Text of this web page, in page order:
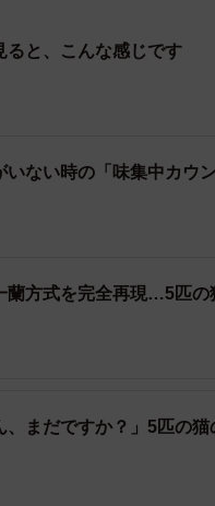
ると、こんな感じです
いない時の「味集中カウン
蘭方式を完全再現…5匹
、まだですか？」5匹の